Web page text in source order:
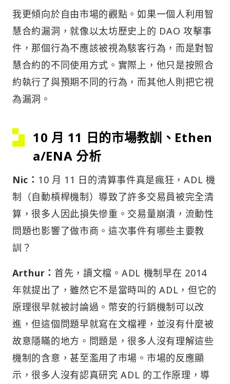
我更傾向於自由市場的觀點。如果一個人利用智
慧合約漏洞，就像以太坊歷史上的 DAO 攻擊事
件，那個行為不應該被視為駭客行為，而是對智
慧合約的不同使用方式。實際上，他只是按照合
約執行了與預期不同的行為，而其他人則把它視
為漏洞。
10 月 11 日的市場教訓、Ethen
a/ENA 分析
Nic： 10 月 11 日的清算事件真是瘋狂，ADL 機
制（自動槓桿機制）導致了許多交易員被完全清
算，很多人因此損失慘重。交易量崩潰，流動性
問題也影響了做市商。這次事件有哪些主要教
訓？
Arthur： 首先，讀文檔。ADL 機制早在 2014
年就提出了，雖然它不是當時叫的 ADL，但它的
原理很早就被討論過。幣安的行銷機制可以改
進，但這個問題早就寫在文檔裡，並沒有什麼被
故意隱瞞的地方。問題是，很多人沒有理解這些
機制的含意，甚至濫用了市場。市場的反應顯
示，很多人沒有認真研究 ADL 的工作原理，導